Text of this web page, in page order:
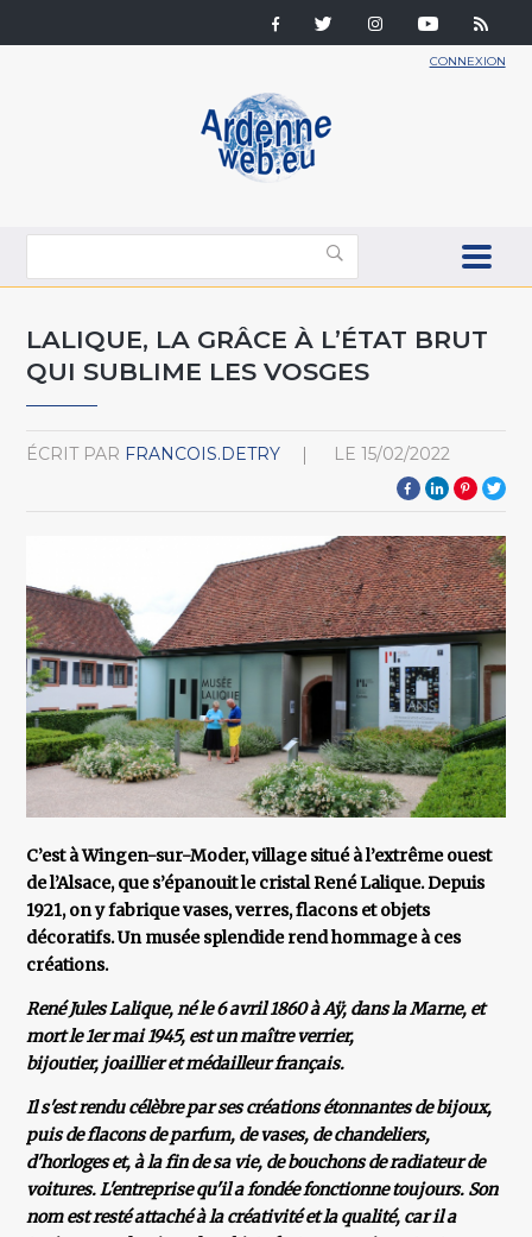
CONNEXION
LALIQUE, LA GRÂCE À L’ÉTAT BRUT
QUI SUBLIME LES VOSGES
ÉCRIT PAR FRANCOIS.DETRY LE 15/02/2022
C’est à Wingen-sur-Moder, village situé à l’extrême ouest
de l’Alsace, que s’épanouit le cristal René Lalique. Depuis
1921, on y fabrique vases, verres, flacons et objets
décoratifs. Un musée splendide rend hommage à ces
créations.
René Jules Lalique, né le 6 avril 1860 à Aÿ, dans la Marne, et
mort le 1er mai 1945, est un maître verrier,
bijoutier, joaillier et médailleur français.
Il s'est rendu célèbre par ses créations étonnantes de bijoux,
puis de flacons de parfum, de vases, de chandeliers,
d'horloges et, à la fin de sa vie, de bouchons de radiateur de
voitures. L'entreprise qu'il a fondée fonctionne toujours. Son
nom est resté attaché à la créativité et la qualité, car il a